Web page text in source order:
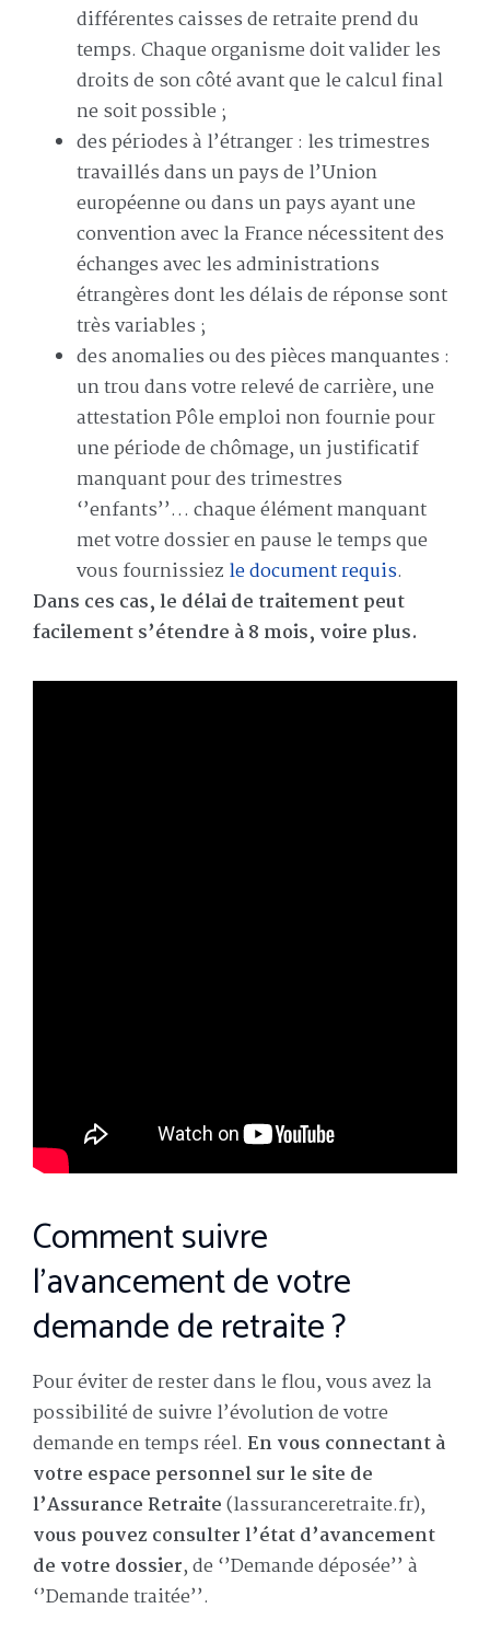
différentes caisses de retraite prend du
temps. Chaque organisme doit valider les
droits de son côté avant que le calcul final
ne soit possible ;
des périodes à l’étranger : les trimestres
travaillés dans un pays de l’Union
européenne ou dans un pays ayant une
convention avec la France nécessitent des
échanges avec les administrations
étrangères dont les délais de réponse sont
très variables ;
des anomalies ou des pièces manquantes :
un trou dans votre relevé de carrière, une
attestation Pôle emploi non fournie pour
une période de chômage, un justificatif
manquant pour des trimestres
‘’enfants’’… chaque élément manquant
met votre dossier en pause le temps que
vous fournissiez le document requis.
Dans ces cas, le délai de traitement peut
facilement s’étendre à 8 mois, voire plus.
Comment suivre
l’avancement de votre
demande de retraite ?
Pour éviter de rester dans le flou, vous avez la
possibilité de suivre l’évolution de votre
demande en temps réel. En vous connectant à
votre espace personnel sur le site de
l’Assurance Retraite(lassuranceretraite.fr),
vous pouvez consulter l’état d’avancement
de votre dossier, de ‘’Demande déposée’’ à
‘’Demande traitée’’.